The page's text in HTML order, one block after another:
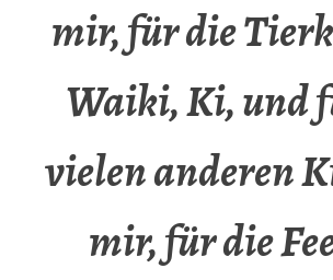
mir, für die
Waiki, Ki, und
vielen anderen
mir, für die